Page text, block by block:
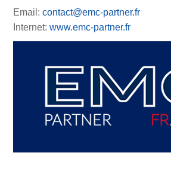
Email:contact@emc-partner.fr
Internet:www.emc-partner.fr